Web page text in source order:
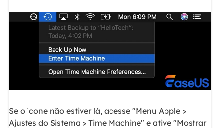
Se o ícone não estiver lá, acesse "Menu Apple >
Ajustes do Sistema > Time Machine" e ative "Mostrar